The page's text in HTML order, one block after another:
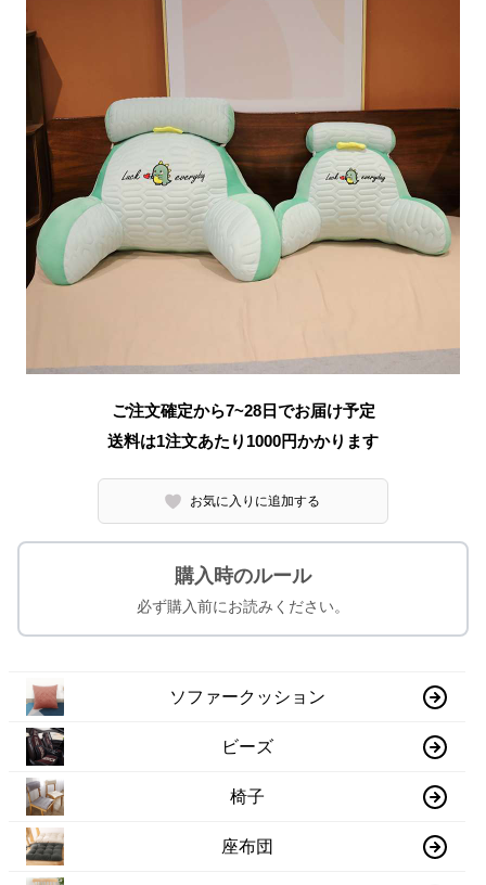
ご注文確定から7~28日でお届け予定
送料は1注文あたり 1000円かかります
お気に入りに追加する
購入時のルール
必ず購入前にお読みください。
ソファークッション
ビーズ
椅子
座布団